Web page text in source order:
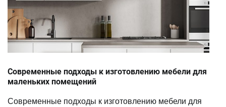
Современные подходы к изготовлению мебели для
маленьких помещений
Современные подходы к изготовлению мебели для